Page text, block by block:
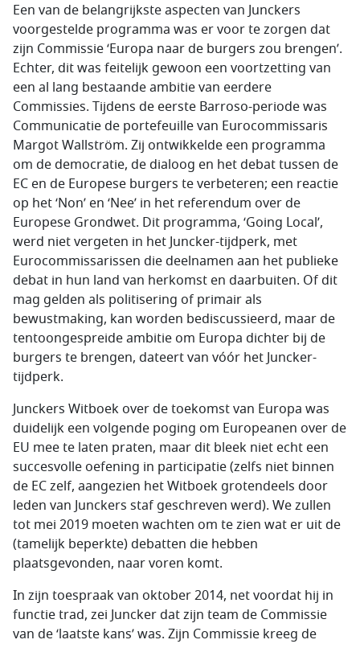
Een van de belangrijkste aspecten van Junckers
voorgestelde programma was er voor te zorgen dat
zijn Commissie ‘Europa naar de burgers zou brengen’.
Echter, dit was feitelijk gewoon een voortzetting van
een al lang bestaande ambitie van eerdere
Commissies. Tijdens de eerste Barroso-periode was
Communicatie de portefeuille van Eurocommissaris
Margot Wallström. Zij ontwikkelde een programma
om de democratie, de dialoog en het debat tussen de
EC en de Europese burgers te verbeteren; een reactie
op het ‘Non’ en ‘Nee’ in het referendum over de
Europese Grondwet. Dit programma, ‘Going Local’,
werd niet vergeten in het Juncker-tijdperk, met
Eurocommissarissen die deelnamen aan het publieke
debat in hun land van herkomst en daarbuiten. Of dit
mag gelden als politisering of primair als
bewustmaking, kan worden bediscussieerd, maar de
tentoongespreide ambitie om Europa dichter bij de
burgers te brengen, dateert van vóór het Juncker-
tijdperk.
Junckers Witboek over de toekomst van Europa was
duidelijk een volgende poging om Europeanen over de
EU mee te laten praten, maar dit bleek niet echt een
succesvolle oefening in participatie (zelfs niet binnen
de EC zelf, aangezien het Witboek grotendeels door
leden van Junckers staf geschreven werd). We zullen
tot mei 2019 moeten wachten om te zien wat er uit de
(tamelijk beperkte) debatten die hebben
plaatsgevonden, naar voren komt.
In zijn toespraak van oktober 2014, net voordat hij in
functie trad, zei Juncker dat zijn team de Commissie
van de ‘laatste kans’ was. Zijn Commissie kreeg de